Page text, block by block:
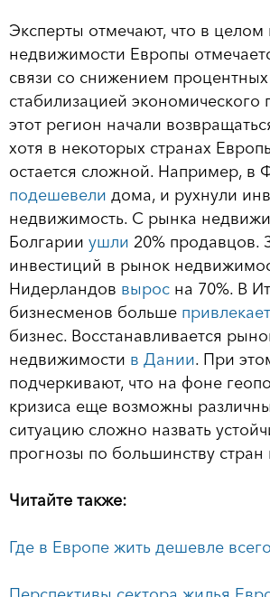
Эксперты отмечают, что в
недвижимости Европы
связи со снижением процентных
стабилизацией экономического
этот регион начали
хотя в некоторых странах
остается сложной. Например, в
подешевели дома, и рухнули
недвижимость. С рынка
Болгарии ушли 20% продавцов.
инвестиций в рынок
Нидерландов вырос на 70%. В
бизнесменов больше привлекает
бизнес. Восстанавливается
недвижимости в Дании. При
подчеркивают, что на фоне
кризиса еще возможны
ситуацию сложно назвать
прогнозы по большинству стран
Читайте также:
Где в Европе жить дешевле всего